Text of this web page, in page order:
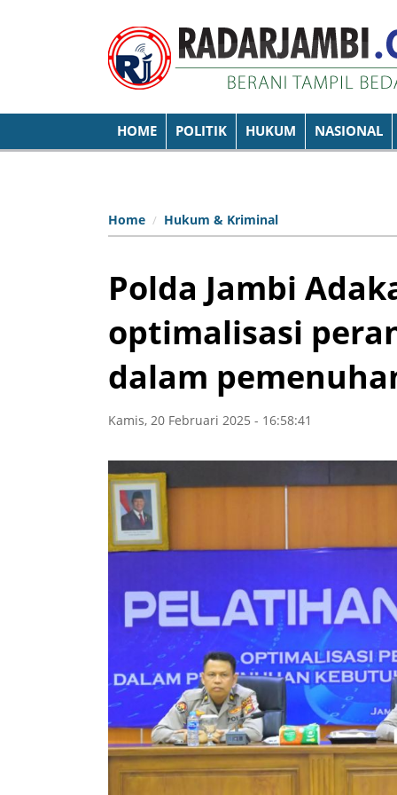
HOME POLITIK HUKUM NASIONAL
Home Hukum & Kriminal
Polda Jambi
optimalisasi
dalam
Kamis, 20 Februari 2025 - 16:58:41